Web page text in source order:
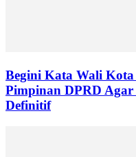
Begini Kata Wali
Pimpinan DPRD
Definitif